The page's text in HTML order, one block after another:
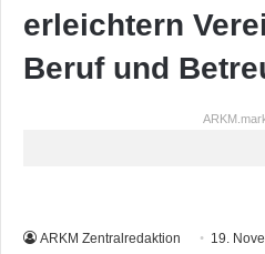
erleichtern
Beruf und
ARKM Zentralredaktion 19.